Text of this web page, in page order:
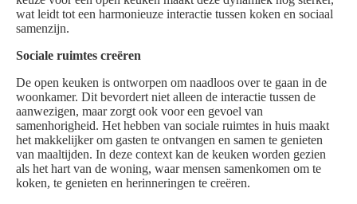
wat leidt tot een harmonieuze interactie tussen koken en sociaal
samenzijn.
Sociale ruimtes creëren
De open keuken is ontworpen om naadloos over te gaan in de
woonkamer. Dit bevordert niet alleen de interactie tussen de
aanwezigen, maar zorgt ook voor een gevoel van
samenhorigheid. Het hebben van sociale ruimtes in huis maakt
het makkelijker om gasten te ontvangen en samen te genieten
van maaltijden. In deze context kan de keuken worden gezien
als het hart van de woning, waar mensen samenkomen om te
koken, te genieten en herinneringen te creëren.